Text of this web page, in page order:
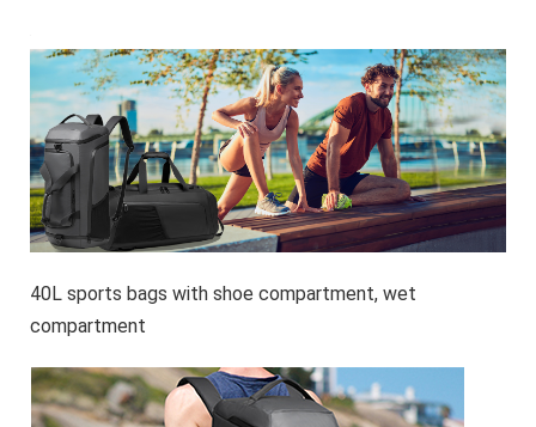
40L sports bags with shoe compartment, wet
compartment